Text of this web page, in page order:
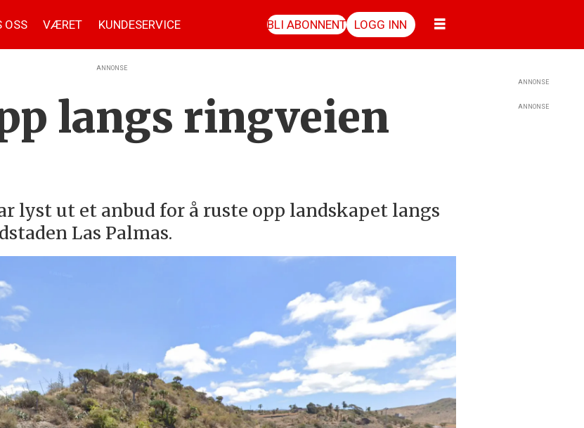
OSS VÆRET KUNDESERVICE BLI ABONNENT LOGG INN
ANNONSE
langs ringveien
lyst ut et anbud for å ruste opp landskapet langs
Las Palmas.
ANNONSE
ANNONSE